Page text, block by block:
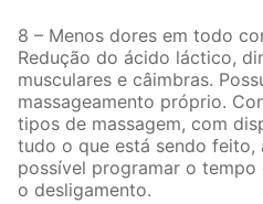
8 – Menos dores em todo
Redução do ácido láctico,
musculares e câimbras.
massageamento próprio.
tipos de massagem, com
tudo o que está sendo
possível programar o tempo
o desligamento.